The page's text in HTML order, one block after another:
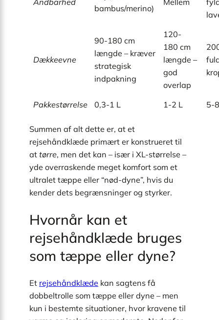
bambus/merino)
Dækkeevne
90-180 cm
længde – kræver
strategisk
indpakning
120-
180 cm
længde –
god
overlap
Pakkestørrelse 0,3-1 L 1-2 L 5-
Summen af alt dette er, at et
rejsehåndklæde primært er konstrueret til
at tørre, men det kan – især i XL-størrelse –
yde overraskende meget komfort som et
ultralet tæppe eller “nød-dyne”, hvis du
kender dets begrænsninger og styrker.
Hvornår kan et
rejsehåndklæde bruges
som tæppe eller dyne?
Et rejsehåndklæde kan sagtens få
dobbeltrolle som tæppe eller dyne – men
kun i bestemte situationer, hvor kravene til